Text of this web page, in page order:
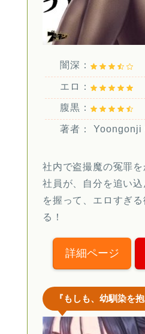
闇深：
エロ：
腹黒：
著者： Yoongonji
社内で盗撮魔の冤罪
社員が、自分を追い
を握って、エロすぎ
る！
詳細ページ
『もしも、幼馴染を